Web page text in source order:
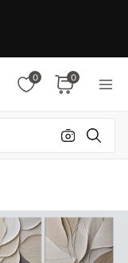
0 0